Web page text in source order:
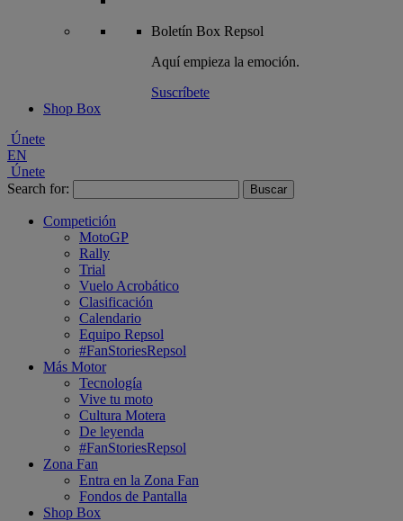
Boletín Box Repsol
Aquí empieza la emoción.
Suscríbete
Shop Box
Únete
EN
Únete
Search for:
Competición
MotoGP
Rally
Trial
Vuelo Acrobático
Clasificación
Calendario
Equipo Repsol
#FanStoriesRepsol
Más Motor
Tecnología
Vive tu moto
Cultura Motera
De leyenda
#FanStoriesRepsol
Zona Fan
Entra en la Zona Fan
Fondos de Pantalla
Shop Box